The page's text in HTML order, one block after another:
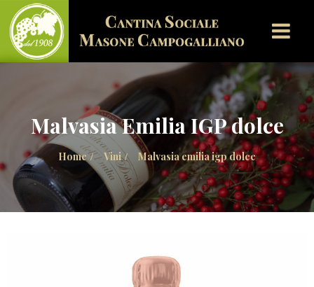
Malvasia Emilia IGP dolce
Home Vini Malvasia emilia igp dolce